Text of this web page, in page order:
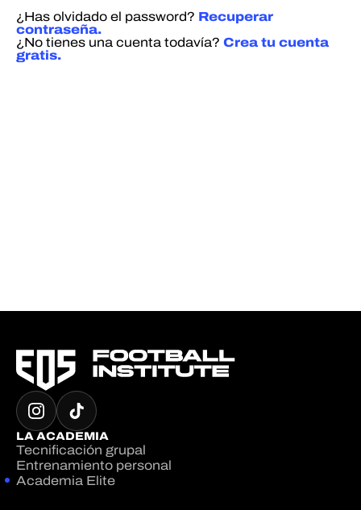
¿Has olvidado el password? Recuperar
contraseña.
¿No tienes una cuenta todavía? Crea tu cuenta
gratis.
LA ACADEMIA
Tecnificación grupal
Entrenamiento personal
Academia Elite